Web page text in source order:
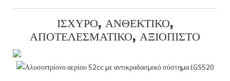
ΙΣΧΥΡΌ, ΑΝΘΕΚΤΙΚΌ,
ΑΠΟΤΕΛΕΣΜΑΤΙΚΌ, ΑΞΙΌΠΙΣΤΟ